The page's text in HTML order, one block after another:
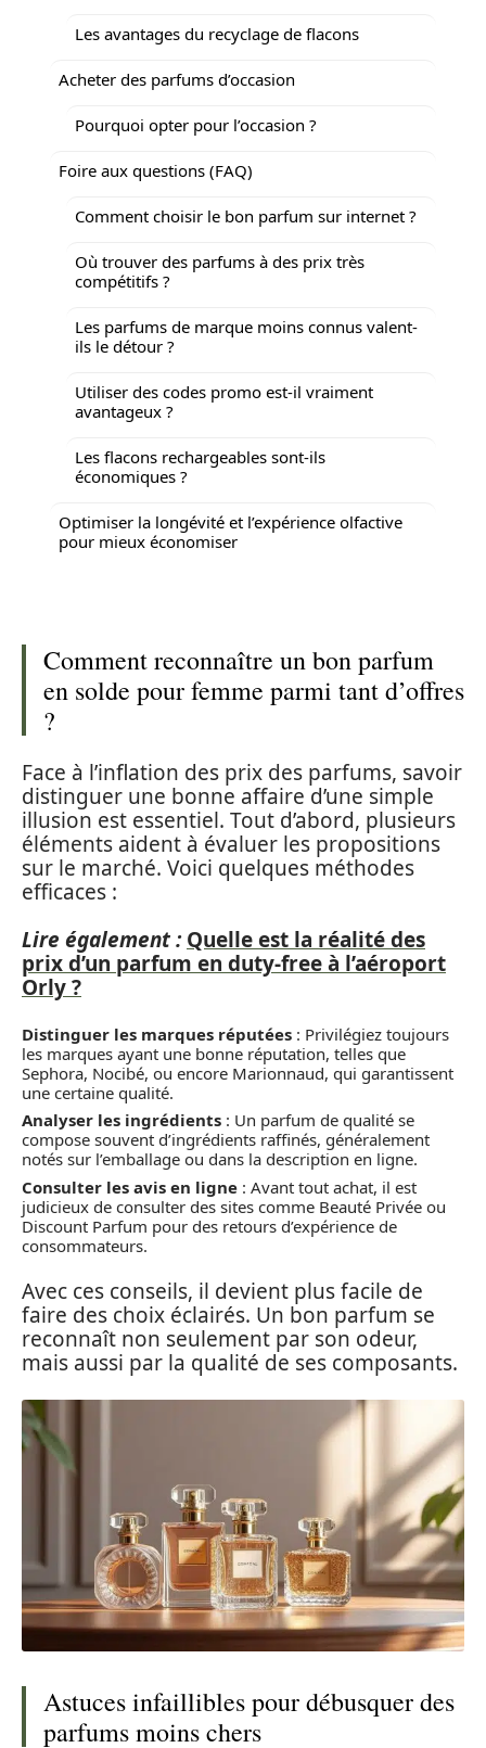
Les avantages du recyclage de flacons
Acheter des parfums d’occasion
Pourquoi opter pour l’occasion ?
Foire aux questions (FAQ)
Comment choisir le bon parfum sur internet ?
Où trouver des parfums à des prix très
compétitifs ?
Les parfums de marque moins connus valent-
ils le détour ?
Utiliser des codes promo est-il vraiment
avantageux ?
Les flacons rechargeables sont-ils
économiques ?
Optimiser la longévité et l’expérience olfactive
pour mieux économiser
Comment reconnaître un bon parfum
en solde pour femme parmi tant d’offres
?
Face à l’inflation des prix des parfums, savoir
distinguer une bonne affaire d’une simple
illusion est essentiel. Tout d’abord, plusieurs
éléments aident à évaluer les propositions
sur le marché. Voici quelques méthodes
efficaces :
Lire également : Quelle est la réalité des
prix d’un parfum en duty-free à l’aéroport
Orly ?
Distinguer les marques réputées : Privilégiez toujours
les marques ayant une bonne réputation, telles que
Sephora, Nocibé, ou encore Marionnaud, qui garantissent
une certaine qualité.
Analyser les ingrédients : Un parfum de qualité se
compose souvent d’ingrédients raffinés, généralement
notés sur l’emballage ou dans la description en ligne.
Consulter les avis en ligne : Avant tout achat, il est
judicieux de consulter des sites comme Beauté Privée ou
Discount Parfum pour des retours d’expérience de
consommateurs.
Avec ces conseils, il devient plus facile de
faire des choix éclairés. Un bon parfum se
reconnaît non seulement par son odeur,
mais aussi par la qualité de ses composants.
Astuces infaillibles pour débusquer des
parfums moins chers